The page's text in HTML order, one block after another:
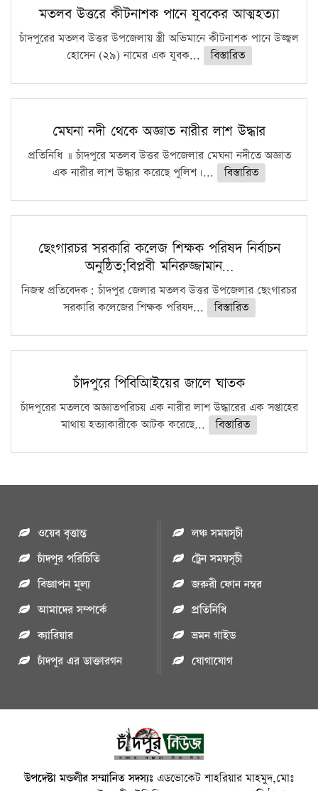
মতলব উত্তরে কীটনাশক পানে যুবকের আত্মহত্যা
চাঁদপুরের মতলব উত্তর উপজেলায় স্ত্রী অভিমানে কীটনাশক পানে উজ্জ্বল
হোসেন (২৯) নামের এক যুবক...
বিস্তারিত
মেঘনা নদী থেকে অজ্ঞাত নারীর লাশ উদ্ধার
প্রতিনিধি ॥ চাঁদপুরে মতলব উত্তর উপজেলার মেঘনা নদীতে অজ্ঞাত
এক নারীর লাশ উদ্ধার করেছে পুলিশ।...
বিস্তারিত
ছেংগারচর সরকারি কলেজ শিক্ষক পরিষদ নির্বাচন
অনুষ্ঠিত;বিপ্লবী মনিরুজ্জামান…
নিজস্ব প্রতিবেদক: চাঁদপুর জেলার মতলব উত্তর উপজেলার ছেংগারচর
সরকারি কলেজের শিক্ষক পরিষদ...
বিস্তারিত
চাঁদপুরে পিবিআিইয়ের জালে ঘাতক
চাঁদপুরের মতলবে অজ্ঞাতপরিচয় এক নারীর লাশ উদ্ধারের এক সপ্তাহের
মাথায় হত্যাকারীকে আটক করেছে...
বিস্তারিত
ওয়েব বৃত্তান্ত
চাঁদপুর পরিচিতি
বিজ্ঞাপন মুল্য
আমাদের সম্পর্কে
ক্যারিয়ার
চাঁদপুর এর ডাক্তারগন
লঞ্চ সময়সূচী
ট্রেন সময়সূচী
জরুরী ফোন নম্বর
প্রতিনিধি
ভ্রমন গাইড
যোগাযোগ
উপদেষ্টা মন্ডলীর সম্মানিত সদস্যঃ এডভোকেট শাহরিয়ার মাহমুদ,মোঃ